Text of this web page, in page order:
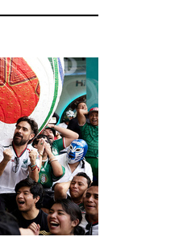
РФ не
доступ детей
не допустит
маршрута в
Москвы и